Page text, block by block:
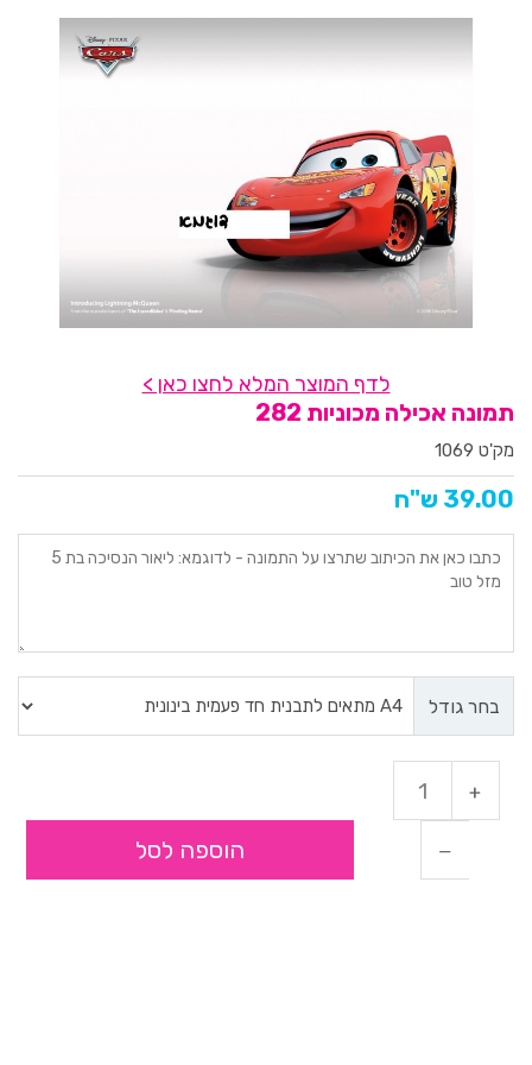
לדף המוצר המלא לחצו כאן >
תמונה אכילה מכוניות 282
מק'ט 1069
39.00 ש"ח
בחר גודל
הוספה לסל